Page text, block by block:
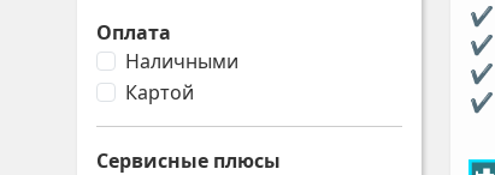
Оплата
Наличными
Картой
Сервисные плюсы
✔
✔
✔
✔